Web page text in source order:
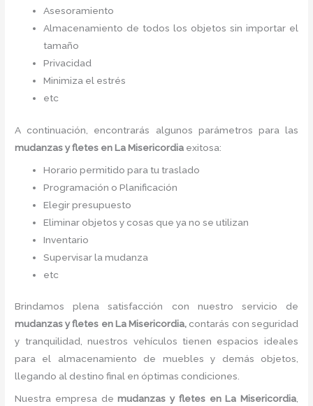
Asesoramiento
Almacenamiento de todos los objetos sin importar el
tamaño
Privacidad
Minimiza el estrés
etc
A continuación, encontrarás algunos parámetros para las
mudanzas y fletes en La Misericordia exitosa:
Horario permitido para tu traslado
Programación o Planificación
Elegir presupuesto
Eliminar objetos y cosas que ya no se utilizan
Inventario
Supervisar la mudanza
etc
Brindamos plena satisfacción con nuestro servicio de
mudanzas y fletes en La Misericordia, contarás con seguridad
y tranquilidad, nuestros vehículos tienen espacios ideales
para el almacenamiento de muebles y demás objetos,
llegando al destino final en óptimas condiciones.
Nuestra empresa demudanzas y fletes en La Misericordia,